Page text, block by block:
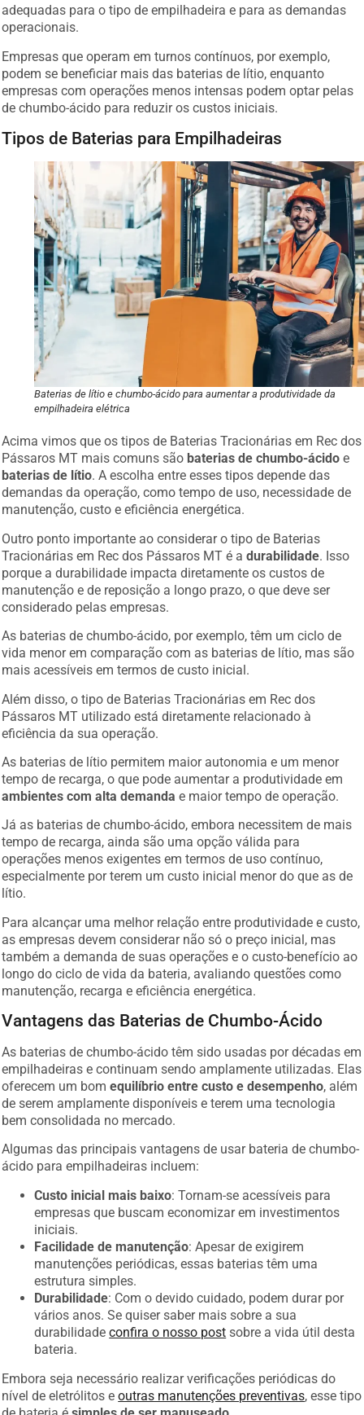
adequadas para o tipo de empilhadeira e para as demandas
operacionais.
Empresas que operam em turnos contínuos, por exemplo,
podem se beneficiar mais das baterias de lítio, enquanto
empresas com operações menos intensas podem optar pelas
de chumbo-ácido para reduzir os custos iniciais.
Tipos de Baterias para Empilhadeiras
Baterias de lítio e chumbo-ácido para aumentar a produtividade da
empilhadeira elétrica
Acima vimos que os tipos de Baterias Tracionárias em Rec dos
Pássaros MT mais comuns são baterias de chumbo-ácido e
baterias de lítio
. A escolha entre esses tipos depende das
demandas da operação, como tempo de uso, necessidade de
manutenção, custo e eficiência energética.
Outro ponto importante ao considerar o tipo de Baterias
Tracionárias em Rec dos Pássaros MT é a
durabilidade
. Isso
porque a durabilidade impacta diretamente os custos de
manutenção e de reposição a longo prazo, o que deve ser
considerado pelas empresas.
As baterias de chumbo-ácido, por exemplo, têm um ciclo de
vida menor em comparação com as baterias de lítio, mas são
mais acessíveis em termos de custo inicial.
Além disso, o tipo de Baterias Tracionárias em Rec dos
Pássaros MT utilizado está diretamente relacionado à
eficiência da sua operação.
As baterias de lítio permitem maior autonomia e um menor
tempo de recarga, o que pode aumentar a produtividade em
ambientes com alta demanda e maior tempo de operação.
Já as baterias de chumbo-ácido, embora necessitem de mais
tempo de recarga, ainda são uma opção válida para
operações menos exigentes em termos de uso contínuo,
especialmente por terem um custo inicial menor do que as de
lítio.
Para alcançar uma melhor relação entre produtividade e custo,
as empresas devem considerar não só o preço inicial, mas
também a demanda de suas operações e o custo-benefício ao
longo do ciclo de vida da bateria, avaliando questões como
manutenção, recarga e eficiência energética.
Vantagens das Baterias de Chumbo-Ácido
As baterias de chumbo-ácido têm sido usadas por décadas em
empilhadeiras e continuam sendo amplamente utilizadas. Elas
oferecem um bom equilíbrio entre custo e desempenho , além
de serem amplamente disponíveis e terem uma tecnologia
bem consolidada no mercado.
Algumas das principais vantagens de usar bateria de chumbo-
ácido para empilhadeiras incluem:
Custo inicial mais baixo: Tornam-se acessíveis para
empresas que buscam economizar em investimentos
iniciais.
Facilidade de manutenção: Apesar de exigirem
manutenções periódicas, essas baterias têm uma
estrutura simples.
Durabilidade: Com o devido cuidado, podem durar por
vários anos. Se quiser saber mais sobre a sua
durabilidade confira o nosso post sobre a vida útil desta
bateria.
Embora seja necessário realizar verificações periódicas do
nível de eletrólitos e outras manutenções preventivas , esse tipo
de bateria é simples de ser manuseado.